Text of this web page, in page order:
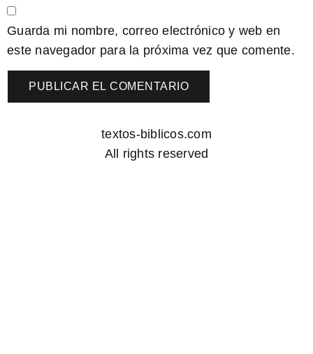
Guarda mi nombre, correo electrónico y web en
este navegador para la próxima vez que comente.
textos-biblicos.com
All rights reserved